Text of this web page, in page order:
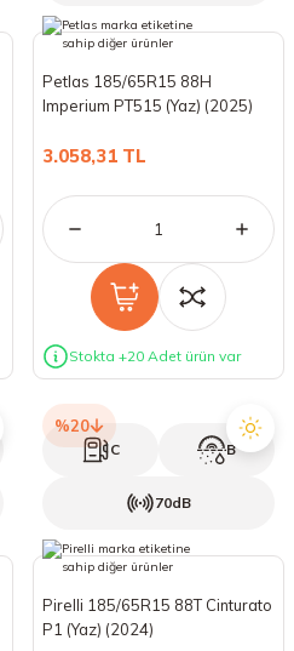
Petlas 185/65R15 88H
Imperium PT515 (Yaz) (2025)
3.058,31 TL
Stokta +20 Adet ürün var
%20
C B
70dB
Pirelli 185/65R15 88T Cinturato
P1 (Yaz) (2024)